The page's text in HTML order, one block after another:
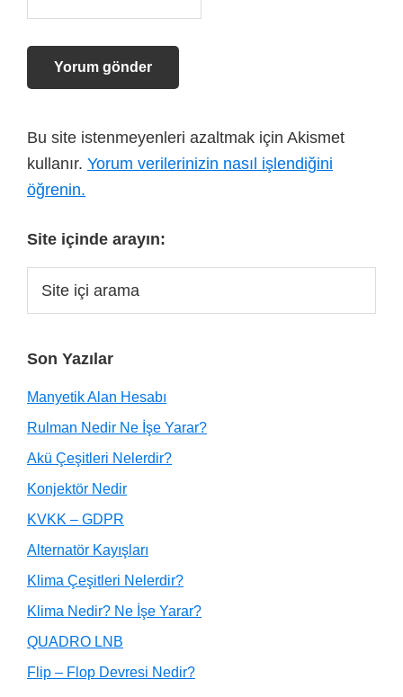
Bu site istenmeyenleri azaltmak için Akismet
kullanır. Yorum verilerinizin nasıl işlendiğini
öğrenin.
Site içinde arayın:
Son Yazılar
Manyetik Alan Hesabı
Rulman Nedir Ne İşe Yarar?
Akü Çeşitleri Nelerdir?
Konjektör Nedir
KVKK – GDPR
Alternatör Kayışları
Klima Çeşitleri Nelerdir?
Klima Nedir? Ne İşe Yarar?
QUADRO LNB
Flip – Flop Devresi Nedir?